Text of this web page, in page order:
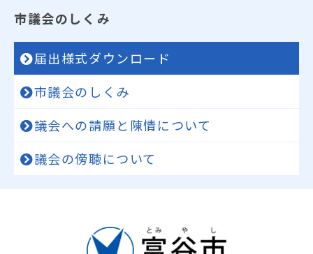
市議会のしくみ
届出様式ダウンロード
市議会のしくみ
議会への請願と陳情について
議会の傍聴について